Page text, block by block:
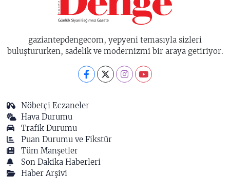
gaziantepdengecom, yepyeni temasıyla sizleri
buluştururken, sadelik ve modernizmi bir araya getiriyor.
Nöbetçi Eczaneler
Hava Durumu
Trafik Durumu
Puan Durumu ve Fikstür
Tüm Manşetler
Son Dakika Haberleri
Haber Arşivi